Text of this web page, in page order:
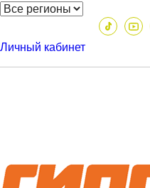
Личный кабинет